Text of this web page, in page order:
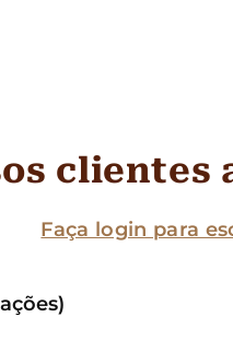
clientes
Faça login para